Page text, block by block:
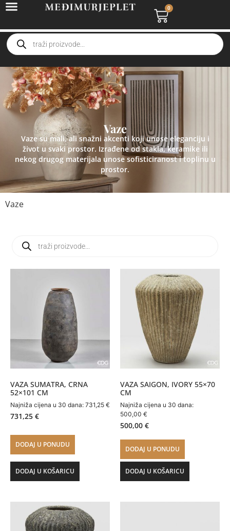
0
Vaze
Vaze su mali, ali snažni akcenti koji unose eleganciju i
život u svaki prostor. Izrađene od stakla, keramike ili
nekog drugog materijala unose sofisticiranost i toplinu u
prostor.
Vaze
VAZA SUMATRA, CRNA
52×101 CM
Najniža cijena u 30 dana: 731,25 €
731,25 €
DODAJ U PONUDU
DODAJ U KOŠARICU
VAZA SAIGON, IVORY 55×70
CM
Najniža cijena u 30 dana:
500,00 €
500,00 €
DODAJ U PONUDU
DODAJ U KOŠARICU